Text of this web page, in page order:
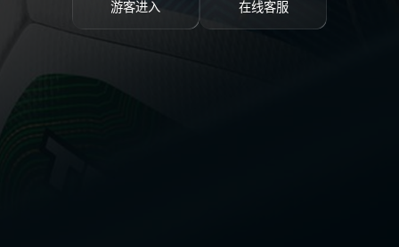
游客进入 在线客服